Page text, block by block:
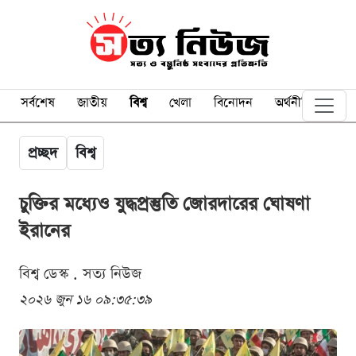
সর্বশেষ জাতীয় বিশ্ব খেলা বিনোদন অর্থনীতি
প্রচ্ছদ বিশ্ব
চুক্তির মধ্যেও যুদ্ধপ্রস্তুতি জোরদারের ঘোষণা
ইরানের
বিশ্ব ডেস্ক . সত্য নিউজ
২০২৬ জুন ১৬ ০৯:৩৫:৩৯